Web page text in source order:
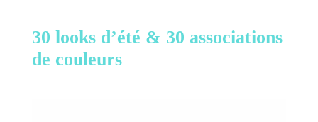
30 looks d’été & 30 associations
de couleurs